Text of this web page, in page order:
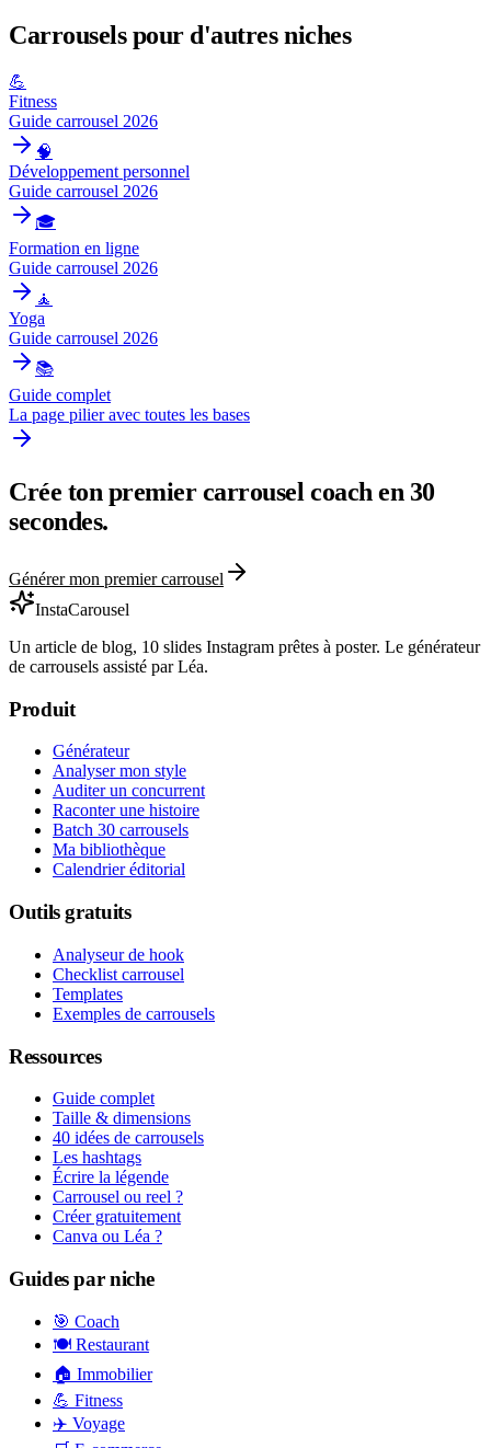
Carrousels pour d'autres niches
💪
Fitness
Guide carrousel 2026
🧠
Développement personnel
Guide carrousel 2026
🎓
Formation en ligne
Guide carrousel 2026
🧘
Yoga
Guide carrousel 2026
📚
Guide complet
La page pilier avec toutes les bases
Crée ton premier carrouselcoach en 30
secondes.
Générer mon premier carrousel
InstaCarousel
Un article de blog, 10 slides Instagram prêtes à poster. Le générateur
de carrousels assisté par Léa.
Produit
Générateur
Analyser mon style
Auditer un concurrent
Raconter une histoire
Batch 30 carrousels
Ma bibliothèque
Calendrier éditorial
Outils gratuits
Analyseur de hook
Checklist carrousel
Templates
Exemples de carrousels
Ressources
Guide complet
Taille & dimensions
40 idées de carrousels
Les hashtags
Écrire la légende
Carrousel ou reel ?
Créer gratuitement
Canva ou Léa ?
Guides par niche
🎯 Coach
🍽️ Restaurant
🏠 Immobilier
💪 Fitness
✈️ Voyage